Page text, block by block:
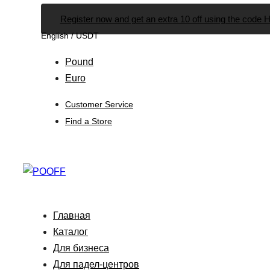
Register now and get an extra 10 off using the code
English / USDT
Pound
Euro
Customer Service
Find a Store
Главная
Каталог
Для бизнеса
Для падел-центров